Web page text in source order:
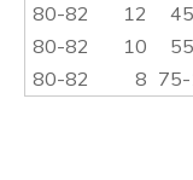
12
80-82
10
80-82
8
80-82